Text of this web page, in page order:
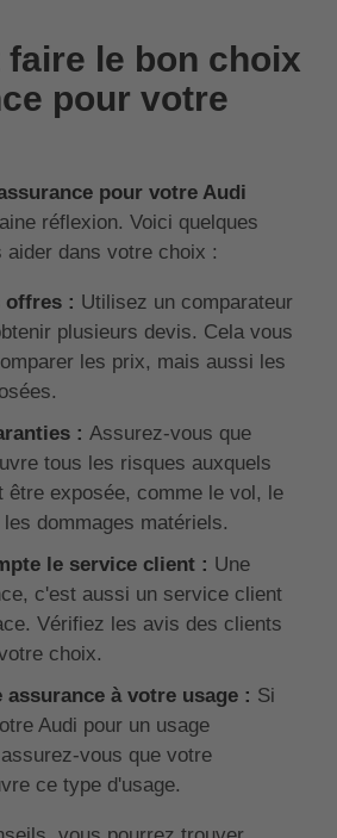
faire le bon choix
pour votre
pour votre Audi
réflexion. Voici quelques
aider dans votre choix :
offres : Utilisez un comparateur
plusieurs devis. Cela vous
les prix, mais aussi les
: Assurez-vous que
tous les risques auxquels
être exposée, comme le vol, le
dommages matériels.
le service client : Une
c'est aussi un service client
Vérifiez les avis des clients
choix.
assurance à votre usage : Si
Audi pour un usage
vous que votre
ce type d'usage.